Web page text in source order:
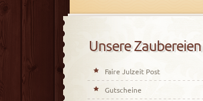
Unsere Zaubereien
Faire Julzeit Post
Gutscheine